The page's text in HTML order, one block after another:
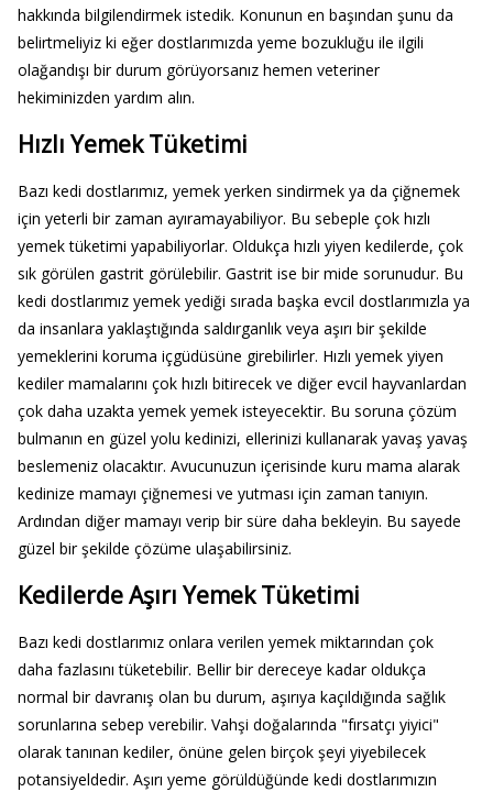
hakkında bilgilendirmek istedik. Konunun en başından şunu da
belirtmeliyiz ki eğer dostlarımızda yeme bozukluğu ile ilgili
olağandışı bir durum görüyorsanız hemen veteriner
hekiminizden yardım alın.
Hızlı Yemek Tüketimi
Bazı kedi dostlarımız, yemek yerken sindirmek ya da çiğnemek
için yeterli bir zaman ayıramayabiliyor. Bu sebeple çok hızlı
yemek tüketimi yapabiliyorlar. Oldukça hızlı yiyen kedilerde, çok
sık görülen gastrit görülebilir. Gastrit ise bir mide sorunudur. Bu
kedi dostlarımız yemek yediği sırada başka evcil dostlarımızla ya
da insanlara yaklaştığında saldırganlık veya aşırı bir şekilde
yemeklerini koruma içgüdüsüne girebilirler. Hızlı yemek yiyen
kediler mamalarını çok hızlı bitirecek ve diğer evcil hayvanlardan
çok daha uzakta yemek yemek isteyecektir. Bu soruna çözüm
bulmanın en güzel yolu kedinizi, ellerinizi kullanarak yavaş yavaş
beslemeniz olacaktır. Avucunuzun içerisinde kuru mama alarak
kedinize mamayı çiğnemesi ve yutması için zaman tanıyın.
Ardından diğer mamayı verip bir süre daha bekleyin. Bu sayede
güzel bir şekilde çözüme ulaşabilirsiniz.
Kedilerde Aşırı Yemek Tüketimi
Bazı kedi dostlarımız onlara verilen yemek miktarından çok
daha fazlasını tüketebilir. Bellir bir dereceye kadar oldukça
normal bir davranış olan bu durum, aşırıya kaçıldığında sağlık
sorunlarına sebep verebilir. Vahşi doğalarında "fırsatçı yiyici"
olarak tanınan kediler, önüne gelen birçok şeyi yiyebilecek
potansiyeldedir. Aşırı yeme görüldüğünde kedi dostlarımızın